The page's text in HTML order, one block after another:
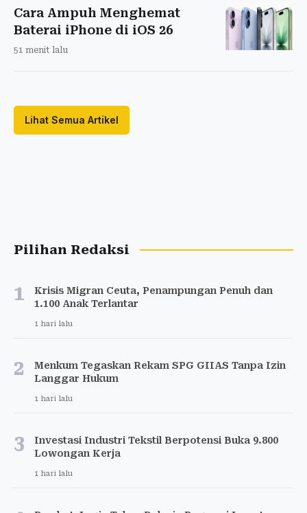
Cara Ampuh Menghemat
Baterai iPhone di iOS 26
51 menit lalu
Lihat Semua Artikel
Pilihan Redaksi
1
Krisis Migran Ceuta, Penampungan Penuh dan
1.100 Anak Terlantar
1 hari lalu
2
Menkum Tegaskan Rekam SPG GIIAS Tanpa Izin
Langgar Hukum
1 hari lalu
3
Investasi Industri Tekstil Berpotensi Buka 9.800
Lowongan Kerja
1 hari lalu